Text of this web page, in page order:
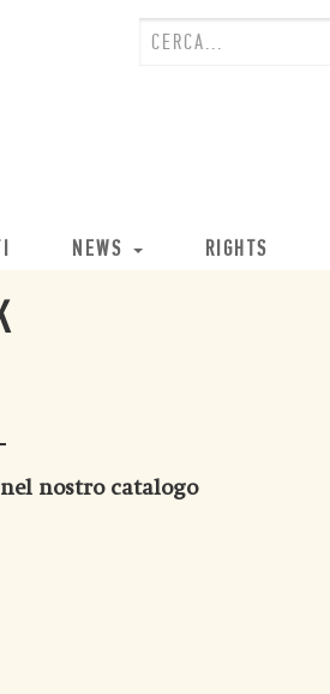
NEWS RIGHTS
nostro catalogo